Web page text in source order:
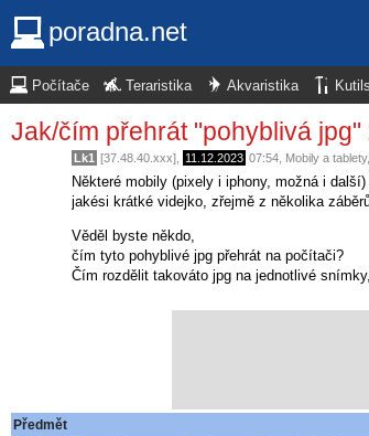
poradna.net
Počítače Teraristika Akvaristika
Jak/čím přehrát "pohyblivá
Lk1 [37.48.40.xxx], 11.12.2023 07:54 Mobily a tablety
Některé mobily (pixely i iphony, možná i
jakési krátké videjko, zřejmě z několika
Věděl byste někdo,
čím tyto pohyblivé jpg přehrát na počítači?
Čím rozdělit takováto jpg na jednotlivé
Předmět